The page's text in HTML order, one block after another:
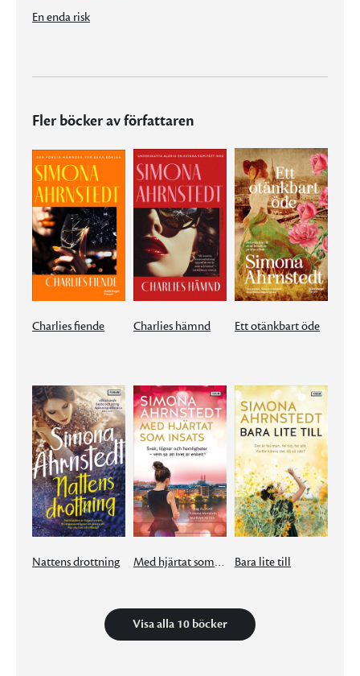
En enda risk
Fler böcker av författaren
Charlies fiende Charlies hämnd Ett otänkbart öde
Nattens drottning Med hjärtat som insats Bara lite till
Visa alla 10 böcker